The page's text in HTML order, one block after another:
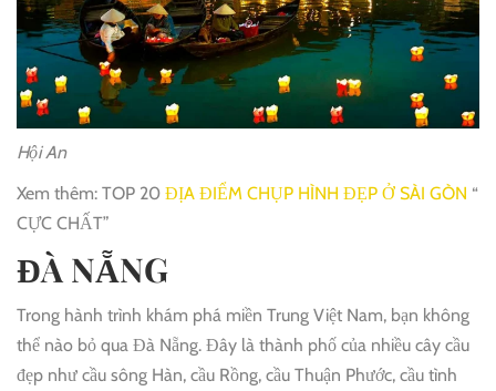
Hội An
Xem thêm: TOP 20 ĐỊA ĐIỂM CHỤP HÌNH ĐẸP Ở SÀI GÒN “
CỰC CHẤT”
ĐÀ NẴNG
Trong hành trình khám phá miền Trung Việt Nam, bạn không
thể nào bỏ qua Đà Nẵng. Đây là thành phố của nhiều cây cầu
đẹp như cầu sông Hàn, cầu Rồng, cầu Thuận Phước, cầu tình